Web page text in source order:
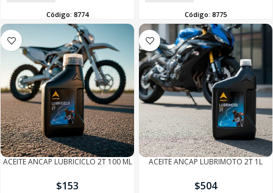
Código: 8774 Código: 8775
ACEITE ANCAP LUBRICICLO 2T 100 ML
$153
ACEITE ANCAP LUBRIMOTO 2T 1L
$504